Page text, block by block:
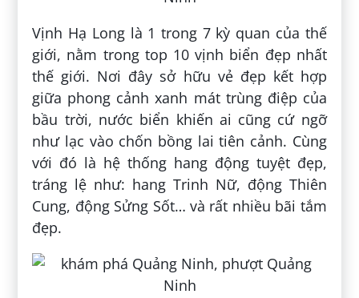
Vịnh Hạ Long là 1 trong 7 kỳ quan của thế
giới, nằm trong top 10 vịnh biển đẹp nhất
thế giới. Nơi đây sở hữu vẻ đẹp kết hợp
giữa phong cảnh xanh mát trùng điệp của
bầu trời, nước biển khiến ai cũng cứ ngỡ
như lạc vào chốn bồng lai tiên cảnh. Cùng
với đó là hệ thống hang động tuyệt đẹp,
tráng lệ như: hang Trinh Nữ, động Thiên
Cung, động Sửng Sốt… và rất nhiều bãi tắm
đẹp.